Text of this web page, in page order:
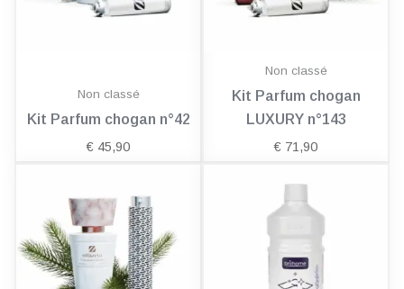
Non classé
Kit Parfum chogan n°42
€ 45,90
Non classé
Kit Parfum chogan
LUXURY n°143
€ 71,90